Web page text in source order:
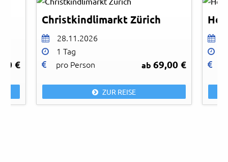
€
Christkindlimarkt Zürich
28.11.2026
1 Tag
pro Person
ab69,00 €
ZUR REISE